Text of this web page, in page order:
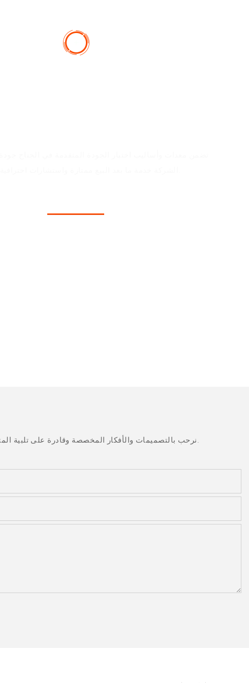
نرحب بالتصميمات والأفكار المخصصة وقادرة على تلبية المتطلبات المحددة. لمزيد من المعلومات، يرجى زيارة الموقع الإلكتروني أو الاتصال بنا مباشرة مع أسئلة أو استفسارات.